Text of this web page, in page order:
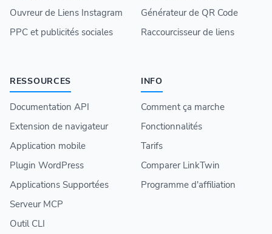
Ouvreur de Liens Instagram
PPC et publicités sociales
Générateur de QR Code
Raccourcisseur de liens
RESSOURCES
Documentation API
Extension de navigateur
Application mobile
Plugin WordPress
Applications Supportées
Serveur MCP
Outil CLI
INFO
Comment ça marche
Fonctionnalités
Tarifs
Comparer LinkTwin
Programme d'affiliation